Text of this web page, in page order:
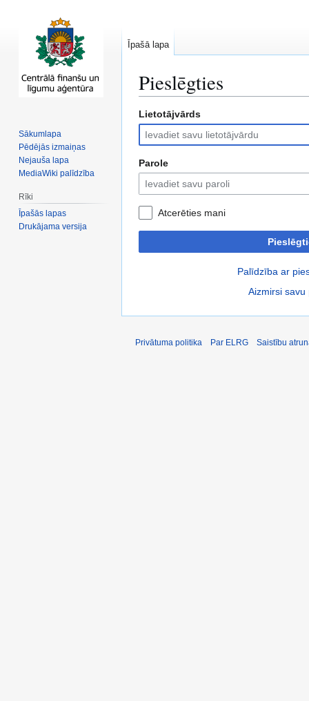
Pieslēgties
Pāriet
uz
navigāciju
Pāriet
uz
meklēšanu
Lietotājvārds
Parole
Atcerēties mani
Palīdzība ar
Aizmirsi savu
Īpašā lapa
Sākumlapa
Pēdējās izmaiņas
Nejauša lapa
MediaWiki palīdzība
Rīki
Īpašās lapas
Drukājama versija
Privātuma politika Par ELRG Saistību